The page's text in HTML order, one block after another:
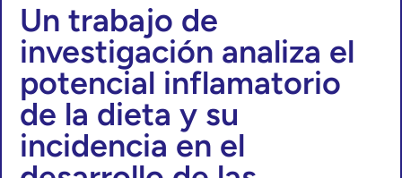
Un trabajo de
investigación analiza el
potencial inflamatorio
de la dieta y su
incidencia en el